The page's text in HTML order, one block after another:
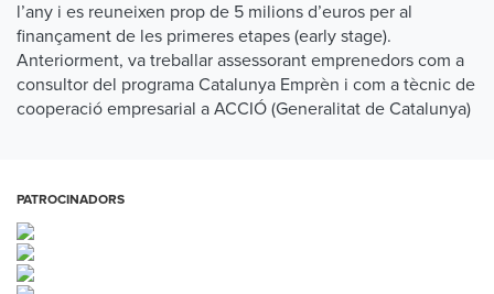
l’any i es reuneixen prop de 5 milions d’euros per al
finançament de les primeres etapes (early stage).
Anteriorment, va treballar assessorant emprenedors com a
consultor del programa Catalunya Emprèn i com a tècnic de
cooperació empresarial a ACCIÓ (Generalitat de Catalunya)
PATROCINADORS